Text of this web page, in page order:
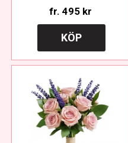
fr. 495 kr
KÖP